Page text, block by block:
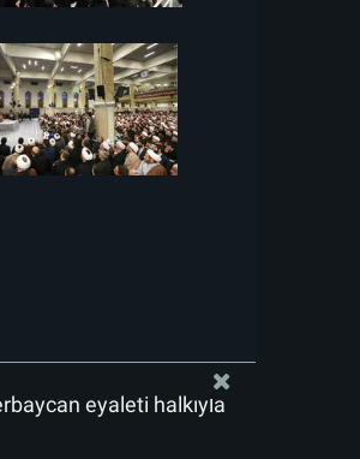
eyaleti halkıyla